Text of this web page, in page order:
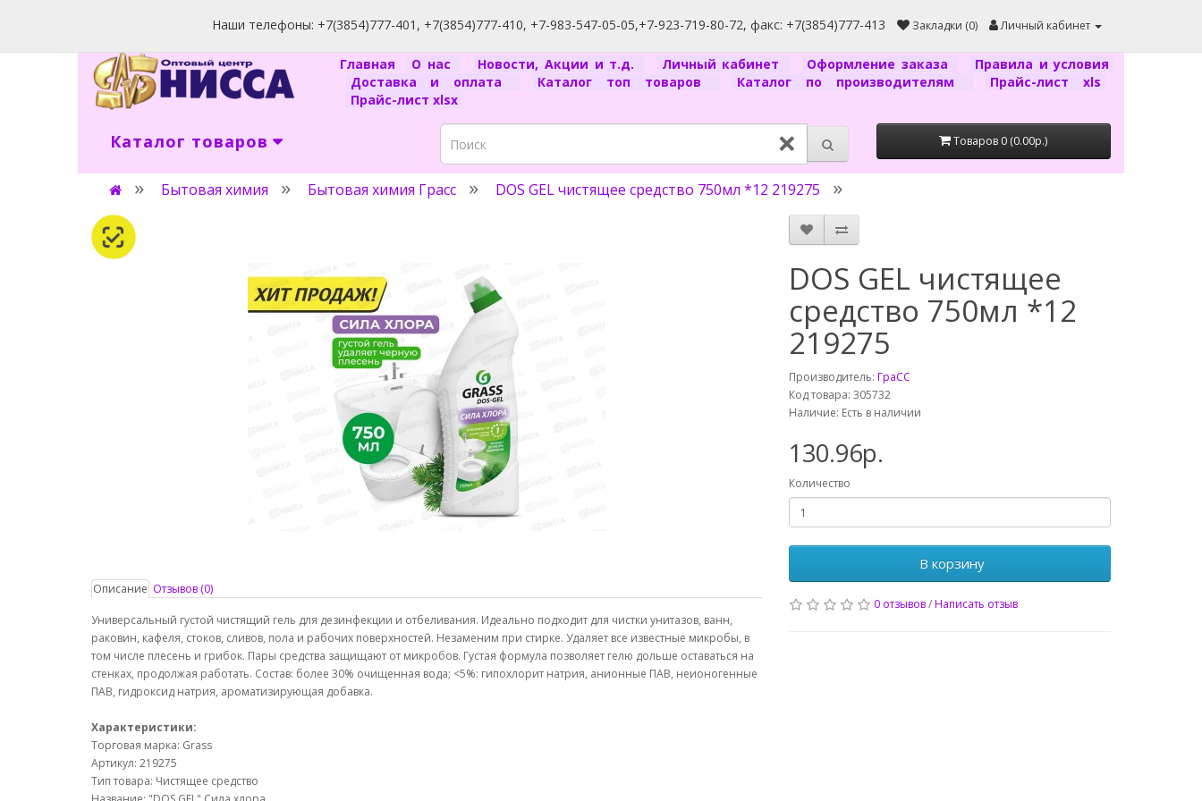
Наши телефоны: +7(3854)777-401, +7(3854)777-410, +7-983-547-05-05,+7-923-719-80-72, факс: +7(3854)777-413 Закладки (0) Личный кабинет
Главная О нас Новости, Акции и т.д. Личный кабинет Оформление заказа
Правила и условия
Доставка и оплата
Каталог топ товаров Каталог по производителям
Прайс-лист xls
Прайс-лист xlsx
Каталог товаров × Товаров 0 (0.00р.)
Бытовая химия Бытовая химия Грасс DOS GEL чистящее средство 750мл *12 219275
Описание Отзывов (0)
Универсальный густой чистящий гель для дезинфекции и отбеливания. Идеально подходит для чистки унитазов, ванн,
раковин, кафеля, стоков, сливов, пола и рабочих поверхностей. Незаменим при стирке. Удаляет все известные микробы, в
том числе плесень и грибок. Пары средства защищают от микробов. Густая формула позволяет гелю дольше оставаться на
стенках, продолжая работать. Состав: более 30% очищенная вода; <5%: гипохлорит натрия, анионные ПАВ, неионогенные
ПАВ, гидроксид натрия, ароматизирующая добавка.
Характеристики:
Торговая марка: Grass
Артикул: 219275
Тип товара: Чистящее средство
DOS GEL чистящее
средство 750мл *12
219275
Производитель: ГраСС
Код товара: 305732
Наличие: Есть в наличии
130.96р.
Количество
В корзину
0 отзывов/Написать отзыв